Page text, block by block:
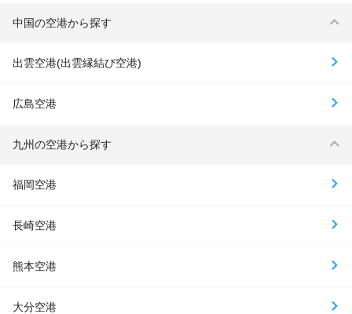
中国の空港から探す
出雲空港(出雲縁結び空港)
広島空港
九州の空港から探す
福岡空港
長崎空港
熊本空港
大分空港